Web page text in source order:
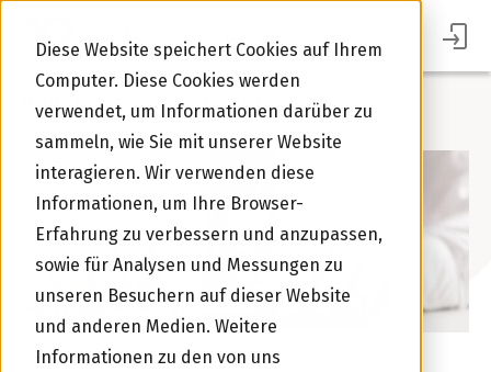
Diese Website speichert Cookies auf Ihrem
Computer. Diese Cookies werden
verwendet, um Informationen darüber zu
sammeln, wie Sie mit unserer Website
interagieren. Wir verwenden diese
Informationen, um Ihre Browser-
Erfahrung zu verbessern und anzupassen,
sowie für Analysen und Messungen zu
unseren Besuchern auf dieser Website
und anderen Medien. Weitere
Informationen zu den von uns
Im Portal Anmelden
Beiträge über digital (5)
ANLAGEN FINTECH KMU DIGITAL